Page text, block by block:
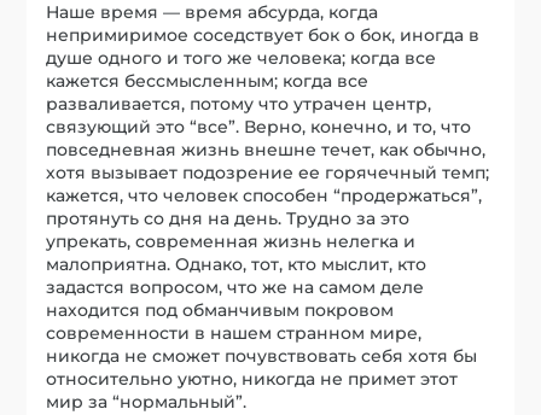
Наше время — время абсурда, когда
непримиримое соседствует бок о бок, иногда в
душе одного и того же человека; когда все
кажется бессмысленным; когда все
разваливается, потому что утрачен центр,
связующий это “все”. Верно, конечно, и то, что
повседневная жизнь внешне течет, как обычно,
хотя вызывает подозрение ее горячечный темп;
кажется, что человек способен “продержаться”,
протянуть со дня на день. Трудно за это
упрекать, современная жизнь нелегка и
малоприятна. Однако, тот, кто мыслит, кто
задастся вопросом, что же на самом деле
находится под обманчивым покровом
современности в нашем странном мире,
никогда не сможет почувствовать себя хотя бы
относительно уютно, никогда не примет этот
мир за “нормальный”.